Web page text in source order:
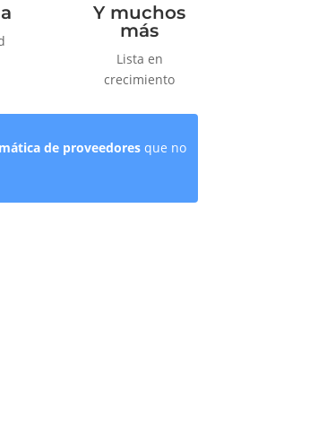
Y muchos
más
Lista en
crecimiento
de proveedores que no